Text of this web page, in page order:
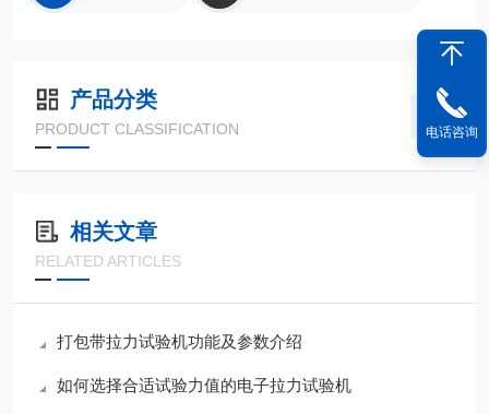
产品分类
PRODUCT CLASSIFICATION
相关文章
RELATED ARTICLES
打包带拉力试验机功能及参数介绍
如何选择合适试验力值的电子拉力试验机
电话咨询